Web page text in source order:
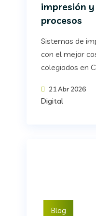
impresión
procesos
Sistemas de
con el mejor
colegiados en
21 Abr 2026
Digital
Blog